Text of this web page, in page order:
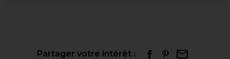
Partager votre intérêt :